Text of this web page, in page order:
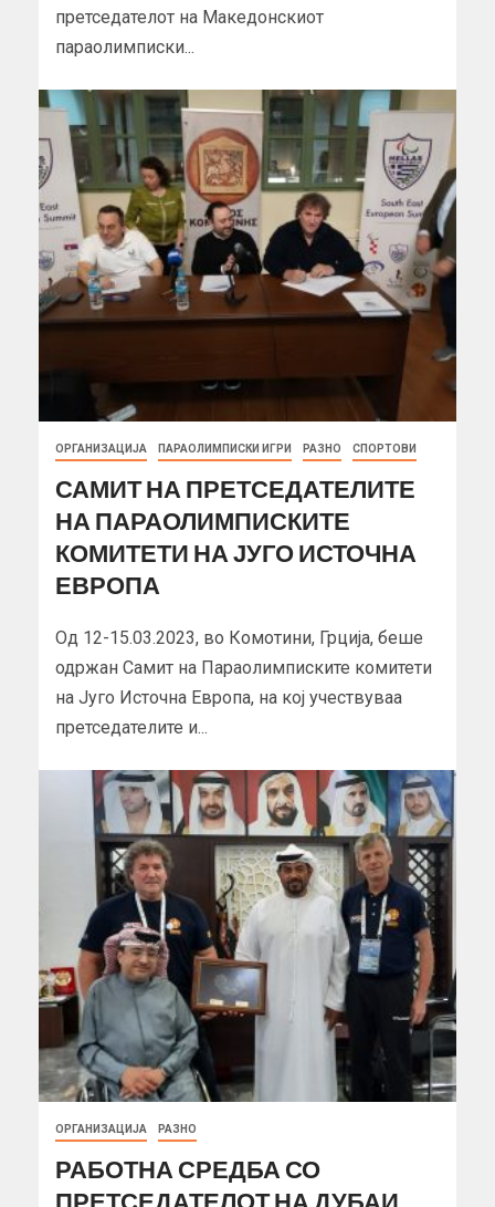
претседателот на Македонскиот
параолимписки...
ОРГАНИЗАЦИЈА ПАРАОЛИМПИСКИ ИГРИ РАЗНО СПОРТОВИ
САМИТ НА ПРЕТСЕДАТЕЛИТЕ
НА ПАРАОЛИМПИСКИТЕ
КОМИТЕТИ НА ЈУГО ИСТОЧНА
ЕВРОПА
Од 12-15.03.2023, во Комотини, Грција, беше
одржан Самит на Параолимписките комитети
на Југо Источна Европа, на кој учествуваа
претседателите и...
ОРГАНИЗАЦИЈА РАЗНО
РАБОТНА СРЕДБА СО
ПРЕТСЕДАТЕЛОТ НА ДУБАИ